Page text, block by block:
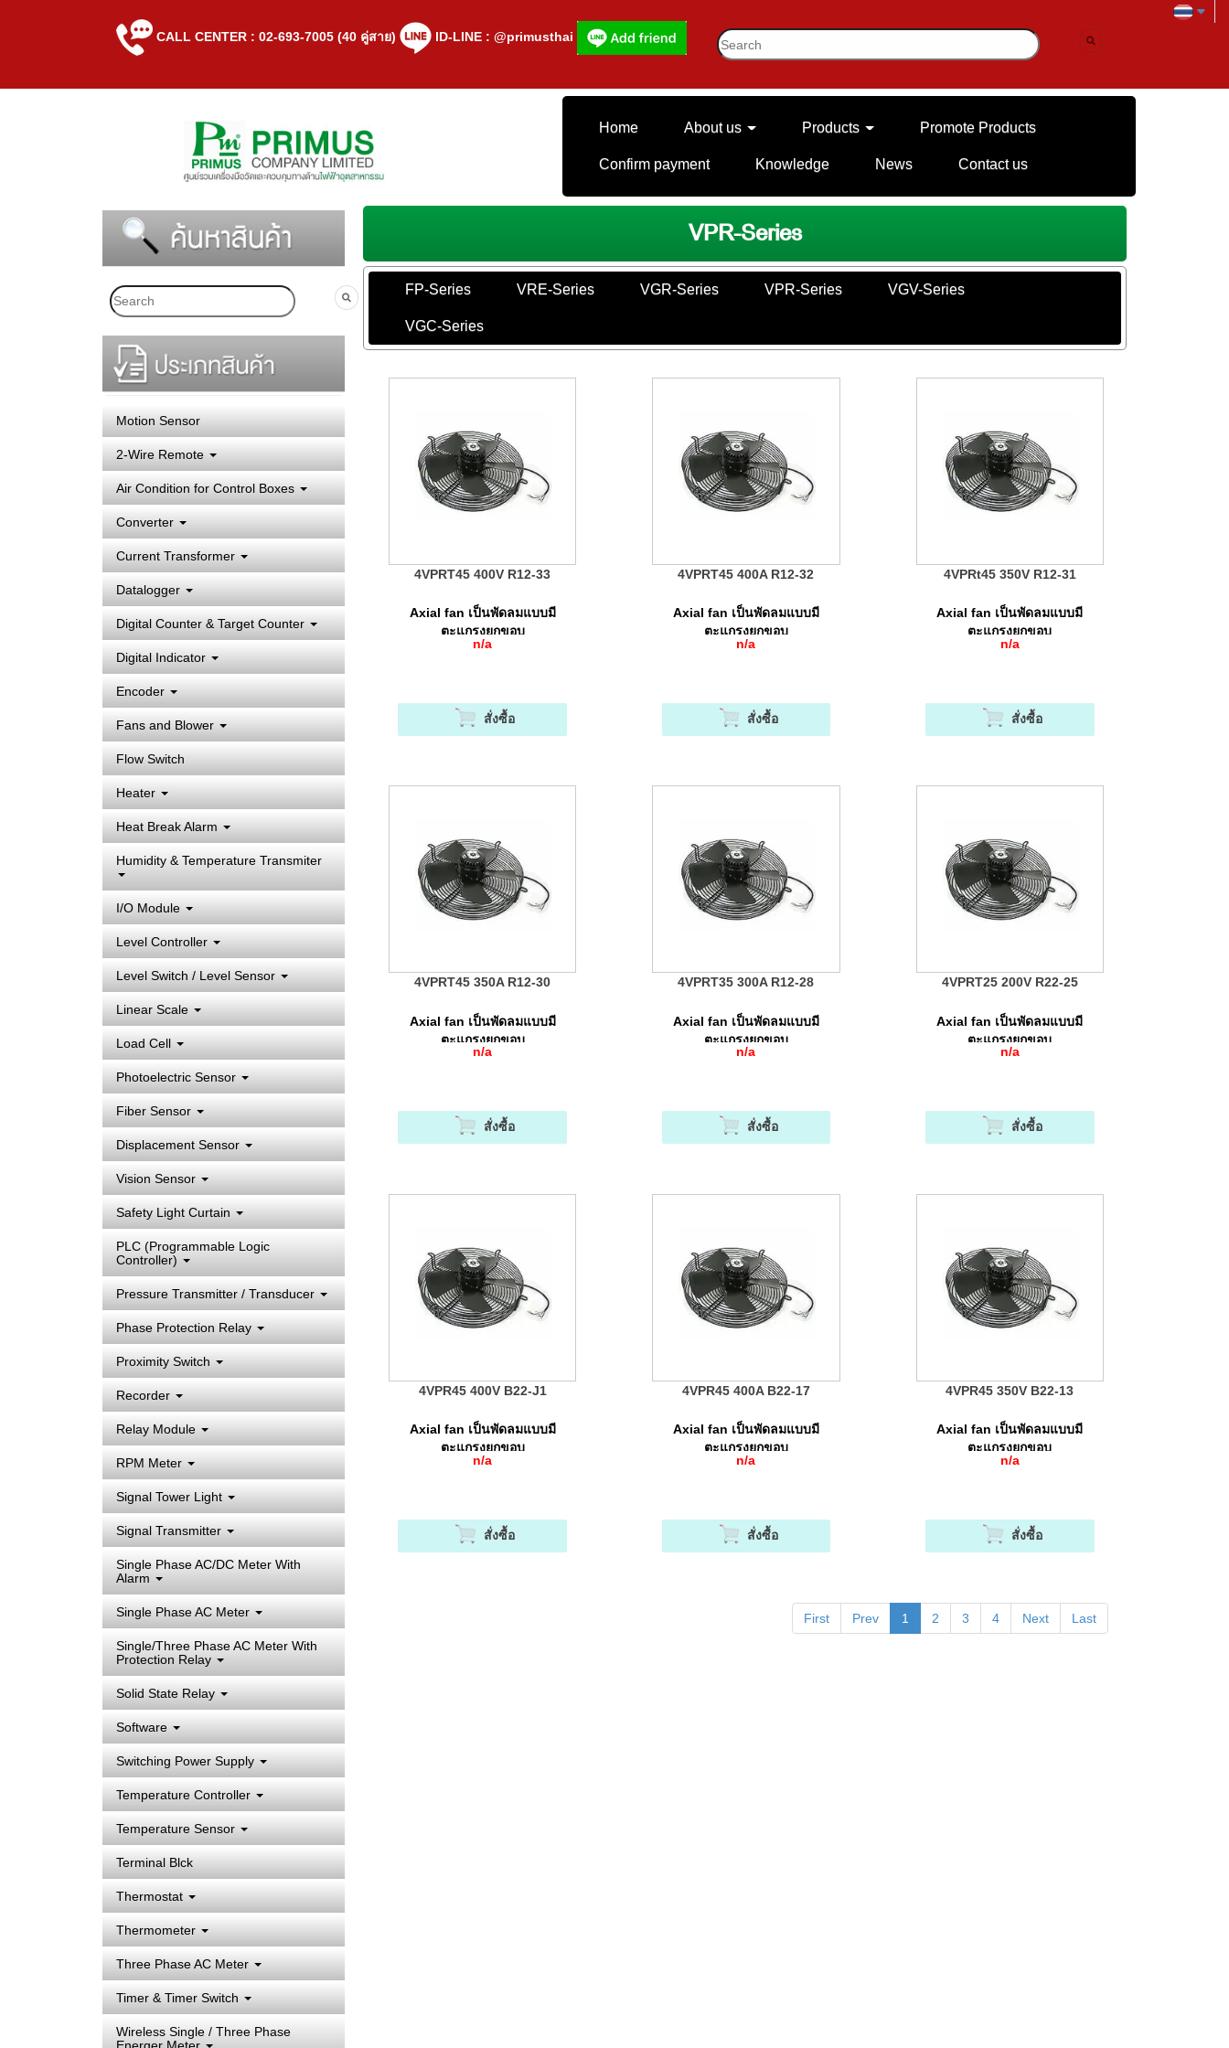
CALL CENTER : 02-693-7005 (40 คู่สาย) lD-LINE : @primusthai
Home About us Products Promote Products
Confirm payment Knowledge News Contact us
Motion Sensor
2-Wire Remote
Air Condition for Control Boxes
Converter
Current Transformer
Datalogger
Digital Counter & Target Counter
Digital Indicator
Encoder
Fans and Blower
Flow Switch
Heater
Heat Break Alarm
Humidity & Temperature Transmiter
I/O Module
Level Controller
Level Switch / Level Sensor
Linear Scale
Load Cell
Photoelectric Sensor
Fiber Sensor
Displacement Sensor
Vision Sensor
Safety Light Curtain
PLC (Programmable Logic
Controller)
Pressure Transmitter / Transducer
Phase Protection Relay
Proximity Switch
Recorder
Relay Module
RPM Meter
Signal Tower Light
Signal Transmitter
Single Phase AC/DC Meter With
Alarm
Single Phase AC Meter
Single/Three Phase AC Meter With
Protection Relay
Solid State Relay
Software
Switching Power Supply
Temperature Controller
Temperature Sensor
Terminal Blck
Thermostat
Thermometer
Three Phase AC Meter
Timer & Timer Switch
Wireless Single / Three Phase
VPR-Series
FP-Series VRE-Series VGR-Series VPR-Series VGV-Series
VGC-Series
4VPRT45 400V R12-33
Axial fan เป็นพัดลมแบบมี
ตะแกรงยกขอบ
n/a
สั่งซื้อ
4VPRT45 400A R12-32
Axial fan เป็นพัดลมแบบมี
ตะแกรงยกขอบ
n/a
สั่งซื้อ
4VPRt45 350V R12-31
Axial fan เป็นพัดลมแบบมี
ตะแกรงยกขอบ
n/a
สั่งซื้อ
4VPRT45 350A R12-30
Axial fan เป็นพัดลมแบบมี
ตะแกรงยกขอบ
n/a
สั่งซื้อ
4VPRT35 300A R12-28
Axial fan เป็นพัดลมแบบมี
ตะแกรงยกขอบ
n/a
สั่งซื้อ
4VPRT25 200V R22-25
Axial fan เป็นพัดลมแบบมี
ตะแกรงยกขอบ
n/a
สั่งซื้อ
4VPR45 400V B22-J1
Axial fan เป็นพัดลมแบบมี
ตะแกรงยกขอบ
n/a
สั่งซื้อ
4VPR45 400A B22-17
Axial fan เป็นพัดลมแบบมี
ตะแกรงยกขอบ
n/a
สั่งซื้อ
4VPR45 350V B22-13
Axial fan เป็นพัดลมแบบมี
ตะแกรงยกขอบ
n/a
สั่งซื้อ
First Prev 1 2 3 4 Next Last